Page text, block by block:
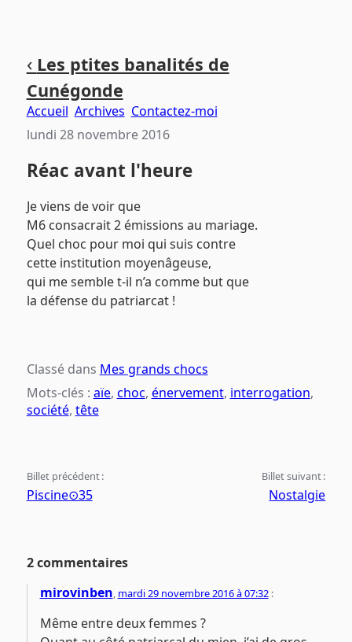
contenu
principal
menu
principal
page
‹ Les ptites banalités de
Cunégonde
Accueil Archives Contactez-moi
lundi 28 novembre 2016
Réac avant l'heure
Je viens de voir que
M6 consacrait 2 émissions au mariage.
Quel choc pour moi qui suis contre
cette institution moyenâgeuse,
qui me semble t-il n’a comme but que
la défense du patriarcat !
Classé dans Mes grands chocs
Mots-clés : aïe, choc, énervement, interrogation,
société, tête
Billet précédent :
Piscine⊙35
Billet suivant :
Nostalgie
2 commentaires
mirovinben, mardi 29 novembre 2016 à 07:32:
Même entre deux femmes ?